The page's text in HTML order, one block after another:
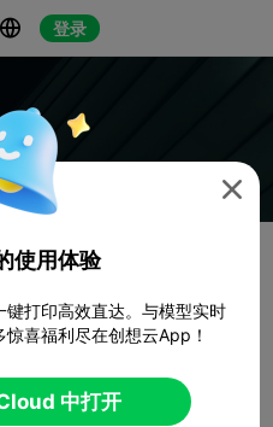
 登录

使用体验
打印高效直达。与模型实时
喜福利尽在创想云App！
中打开